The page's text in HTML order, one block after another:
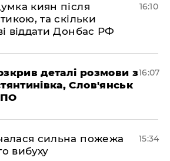
киян після
та скільки
віддати Донбас РФ
16:10
деталі розмови з
Слов'янськ
16:07
сильна пожежа
вибуху
15:34